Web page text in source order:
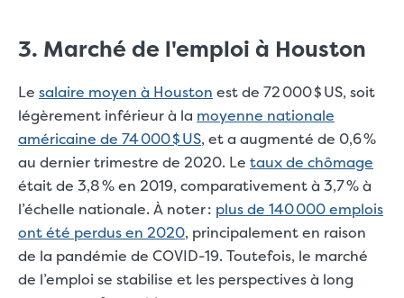
3. Marché de l'emploi à Houston
Le salaire moyen à Houston est de 72 000 $ US, soit
légèrement inférieur à la moyenne nationale
américaine de 74 000 $ US, et a augmenté de 0,6 %
au dernier trimestre de 2020. Le taux de chômage
était de 3,8 % en 2019, comparativement à 3,7 % à
l’échelle nationale. À noter : plus de 140 000 emplois
ont été perdus en 2020, principalement en raison
de la pandémie de COVID-19. Toutefois, le marché
de l’emploi se stabilise et les perspectives à long